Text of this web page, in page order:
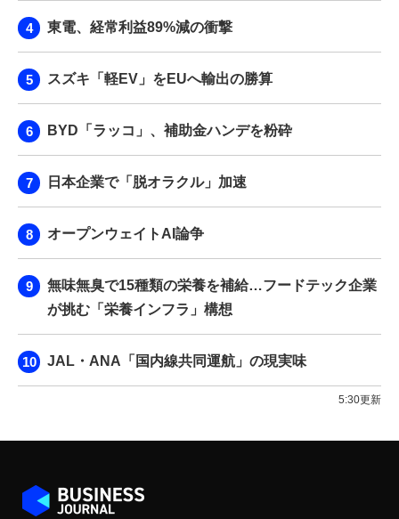
東電、経常利益89%減の衝撃
スズキ「軽EV」をEUへ輸出の勝算
BYD「ラッコ」、補助金ハンデを粉砕
日本企業で「脱オラクル」加速
オープンウェイトAI論争
無味無臭で15種類の栄養を補給…フードテック企業
が挑む「栄養インフラ」構想
JAL・ANA「国内線共同運航」の現実味
5:30更新